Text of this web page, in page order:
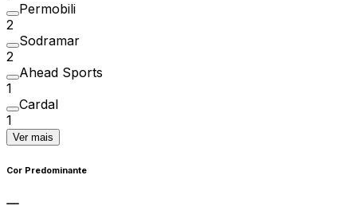
Permobili
2
Sodramar
2
Ahead Sports
1
Cardal
1
Ver mais
Cor Predominante